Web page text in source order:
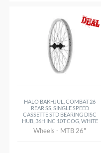
HALO BAKHJUL, COMBAT 26
REAR SS, SINGLE SPEED
CASSETTE STD BEARING DISC
HUB, 36H INC 10T COG, WHITE
Wheels - MTB 26"